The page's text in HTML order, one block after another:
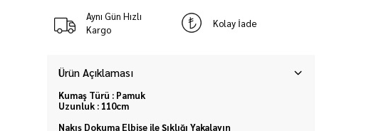
Aynı Gün Hızlı
Kargo
Kolay İade
Ürün Açıklaması
Kumaş Türü : Pamuk
Uzunluk : 110cm
Nakış Dokuma Elbise ile Şıklığı Yakalayın